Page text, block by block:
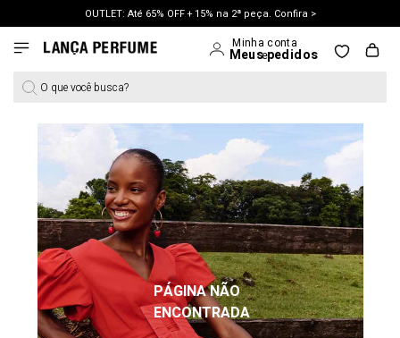
OUTLET: Até 65% OFF + 15% na 2ª peça. Confira >
O que você busca?
PÁGINA NÃO
ENCONTRADA